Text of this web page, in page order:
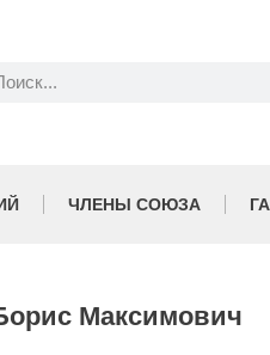
ЧЛЕНЫ СОЮЗА
Максимович